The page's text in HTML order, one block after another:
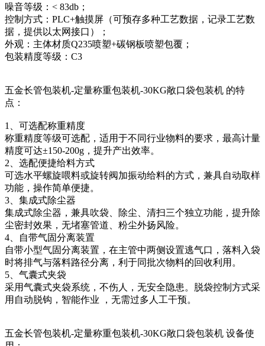
噪音等级：< 83db；
控制方式：PLC+触摸屏（可预存多种工艺数据，记录工艺数
据，提供以太网接口）；
外观：主体材质Q235喷塑+碳钢板喷塑包覆；
包装精度等级：C3
五金长管包装机-定量称重包装机-30KG敞口袋包装机 的特
点：
1、可选配称重精度
称重精度等级可选配，适用于不同行业物料的要求，最高计量
精度可达±150-200g，提升产出效率。
2、选配便捷给料方式
可选水平螺旋喂料或旋转阀加振动给料的方式，兼具自动取样
功能，操作简单便捷。
3、集成式除尘器
集成式除尘器，兼具吹袋、除尘、清扫三个独立功能，提升除
尘密封效果，无堵塞管道、粉尘外扬风险。
4、自带气固分离装置
自带小型气固分离装置，在主管中两侧设置逃气口，落料入袋
时将排气与落料路径分离，利于同批次物料的回收利用。
5、气囊式夹袋
采用气囊式夹袋系统，不伤人，无安全隐患。脱袋控制方式采
用自动脱钩，智能作业 ，无需过多人工干预。
五金长管包装机-定量称重包装机-30KG敞口袋包装机 设备使